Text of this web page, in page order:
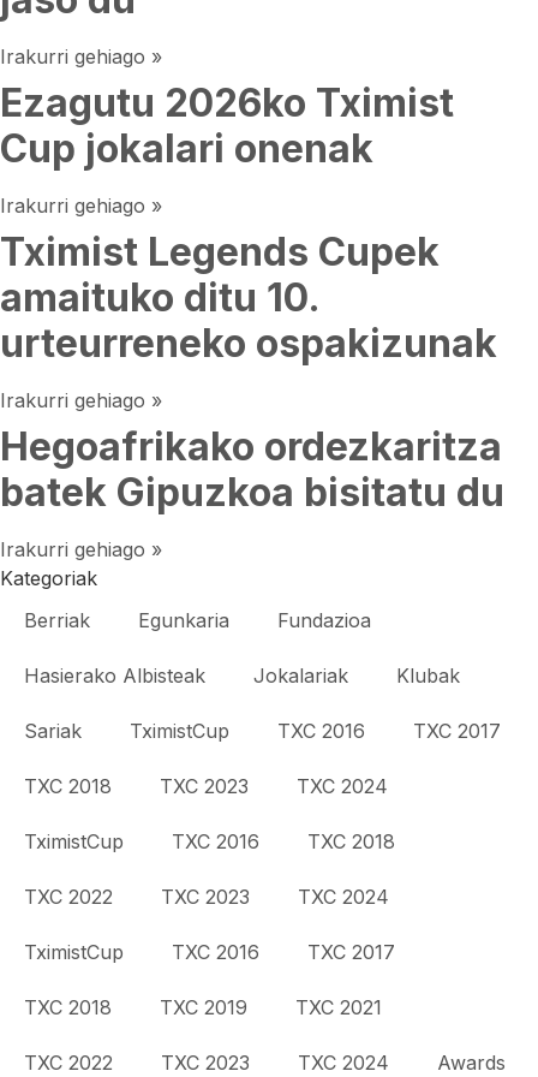
Irakurri gehiago »
Ezagutu 2026ko Tximist
Cup jokalari onenak
Irakurri gehiago »
Tximist Legends Cupek
amaituko ditu 10.
urteurreneko ospakizunak
Irakurri gehiago »
Hegoafrikako ordezkaritza
batek Gipuzkoa bisitatu du
Irakurri gehiago »
Kategoriak
Berriak
Egunkaria Fundazioa
Hasierako Albisteak Jokalariak Klubak
Sariak TximistCup TXC 2016 TXC 2017
TXC 2018 TXC 2023 TXC 2024
TximistCup TXC 2016 TXC 2018
TXC 2022 TXC 2023 TXC 2024
TximistCup TXC 2016 TXC 2017
TXC 2018 TXC 2019 TXC 2021
TXC 2022 TXC 2023 TXC 2024 Awards